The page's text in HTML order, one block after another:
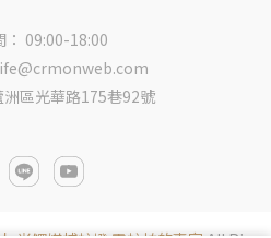
： 09:00-18:00
區光華路175巷92號